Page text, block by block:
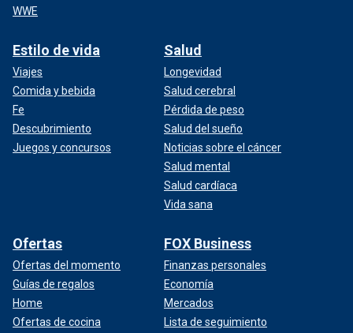
WWE
Estilo de vida
Viajes
Comida y bebida
Fe
Descubrimiento
Juegos y concursos
Salud
Longevidad
Salud cerebral
Pérdida de peso
Salud del sueño
Noticias sobre el cáncer
Salud mental
Salud cardíaca
Vida sana
Ofertas
Ofertas del momento
Guías de regalos
Home
Ofertas de cocina
FOX Business
Finanzas personales
Economía
Mercados
Lista de seguimiento